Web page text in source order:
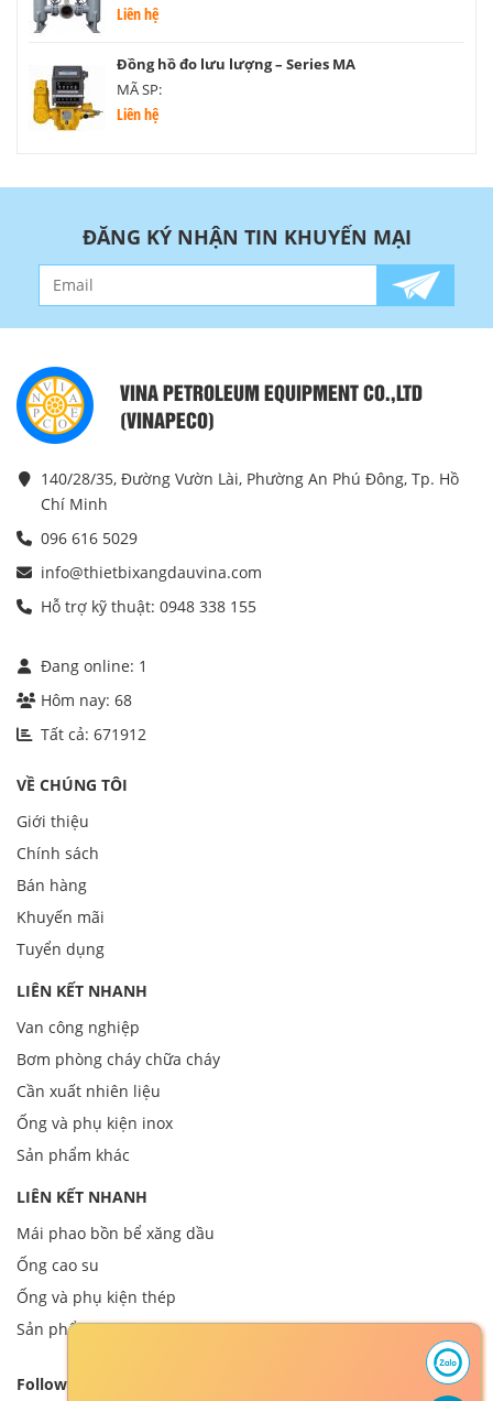
Liên hệ
Đồng hồ đo lưu lượng – Series MA
MÃ SP:
Liên hệ
ĐĂNG KÝ NHẬN TIN KHUYẾN MẠI
VINA PETROLEUM EQUIPMENT CO.,LTD
(VINAPECO)
140/28/35, Đường Vườn Lài, Phường An Phú Đông, Tp. Hồ
Chí Minh
096 616 5029
info@thietbixangdauvina.com
Hỗ trợ kỹ thuật: 0948 338 155
Đang online: 1
Hôm nay: 68
Tất cả: 671912
VỀ CHÚNG TÔI
Giới thiệu
Chính sách
Bán hàng
Khuyến mãi
Tuyển dụng
LIÊN KẾT NHANH
Van công nghiệp
Bơm phòng cháy chữa cháy
Cần xuất nhiên liệu
Ống và phụ kiện inox
Sản phẩm khác
LIÊN KẾT NHANH
Mái phao bồn bể xăng dầu
Ống cao su
Ống và phụ kiện thép
Sản phẩm khác
Follow us